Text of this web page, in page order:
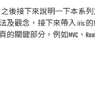
之後接下來說明一下本系
及觀念，接下來帶入 iris
關鍵部分，例如MVC、